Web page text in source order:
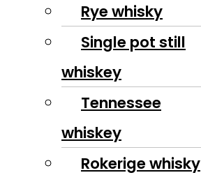
Rye whisky
Single pot still
whiskey
Tennessee
whiskey
Rokerige whisky